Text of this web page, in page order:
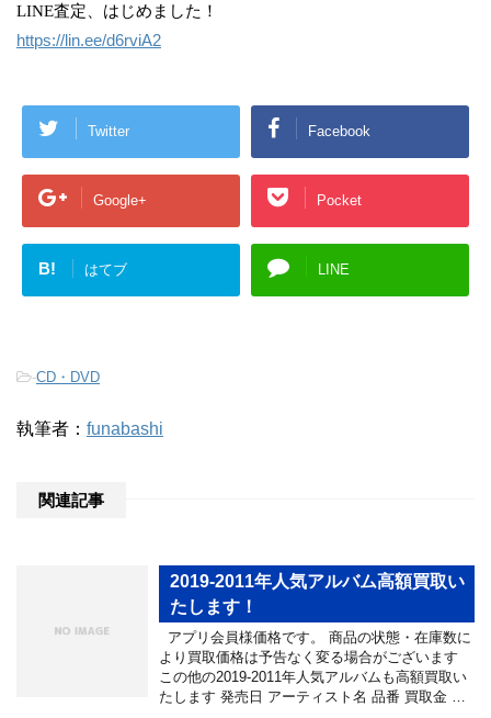
LINE査定、はじめました！
https://lin.ee/d6rviA2
Twitter Facebook
Google+ Pocket
B! はてブ LINE
-CD・DVD
執筆者： funabashi
関連記事
2019-2011年人気アルバム高額買取い
たします！
アプリ会員様価格です。 商品の状態・在庫数に
より買取価格は予告なく変る場合がございます
この他の2019-2011年人気アルバムも高額買取い
たします 発売日 アーティスト名 品番 買取金 …